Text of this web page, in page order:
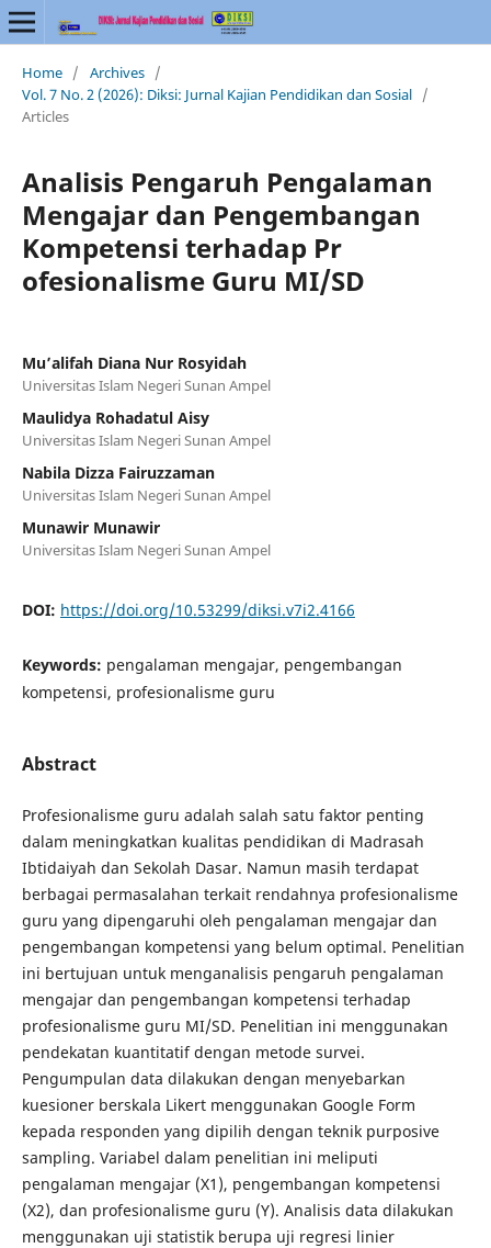
Home / Archives /
Vol. 7 No. 2 (2026): Diksi: Jurnal Kajian Pendidikan dan Sosial /
Articles
Analisis Pengaruh Pengalaman
Mengajar dan Pengembangan
Kompetensi terhadap Pr
ofesionalisme Guru MI/SD
Mu’alifah Diana Nur Rosyidah
Universitas Islam Negeri Sunan Ampel
Maulidya Rohadatul Aisy
Universitas Islam Negeri Sunan Ampel
Nabila Dizza Fairuzzaman
Universitas Islam Negeri Sunan Ampel
Munawir Munawir
Universitas Islam Negeri Sunan Ampel
DOI: https://doi.org/10.53299/diksi.v7i2.4166
Keywords: pengalaman mengajar, pengembangan
kompetensi, profesionalisme guru
Abstract
Profesionalisme guru adalah salah satu faktor penting
dalam meningkatkan kualitas pendidikan di Madrasah
Ibtidaiyah dan Sekolah Dasar. Namun masih terdapat
berbagai permasalahan terkait rendahnya profesionalisme
guru yang dipengaruhi oleh pengalaman mengajar dan
pengembangan kompetensi yang belum optimal. Penelitian
ini bertujuan untuk menganalisis pengaruh pengalaman
mengajar dan pengembangan kompetensi terhadap
profesionalisme guru MI/SD. Penelitian ini menggunakan
pendekatan kuantitatif dengan metode survei.
Pengumpulan data dilakukan dengan menyebarkan
kuesioner berskala Likert menggunakan Google Form
kepada responden yang dipilih dengan teknik purposive
sampling. Variabel dalam penelitian ini meliputi
pengalaman mengajar (X1), pengembangan kompetensi
(X2), dan profesionalisme guru (Y). Analisis data dilakukan
menggunakan uji statistik berupa uji regresi linier